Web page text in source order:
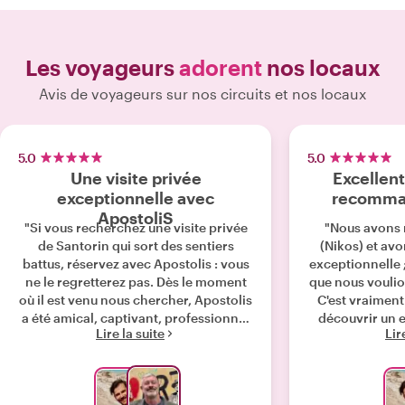
Les voyageursadorentnos locaux
Avis de voyageurs sur nos circuits et nos locaux
5.0
Une visite privée
exceptionnelle avec
ApostoliS
"Si vous recherchez une visite privée
de Santorin qui sort des sentiers
battus, réservez avec Apostolis : vous
ne le regretterez pas. Dès le moment
où il est venu nous chercher, Apostolis
a été amical, captivant, professionnel
et parfaitement à l'heure. Plutôt que de
touristiques classiques, il a
personnalisé l'expérience pour nous
Lire la suite
5.0
"Nous
(Nikos) et
exceptionnelle
que nous
C'est
découvrir un
passionné
rendu
l'expérience